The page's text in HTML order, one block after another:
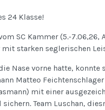
24 Klasse!
SC Kammer (5.-7.06,26,
starken seglerischen
Nase vorne hatte, konnte
Matteo
mit einer
Team Luschan,